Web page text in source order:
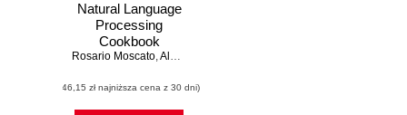
Natural Language
Processing
Cookbook
Rosario Moscato,Alessio Ligios
(46,15 zł najniższa cena z 30 dni)